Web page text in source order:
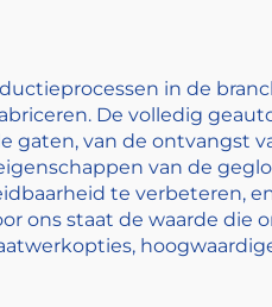
in de
De volledig
gaten, van de ontvangst
van de
te verbeteren,
ons staat de waarde die